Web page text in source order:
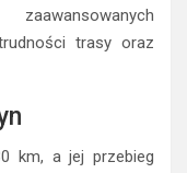
trasy oraz
km, a jej przebieg